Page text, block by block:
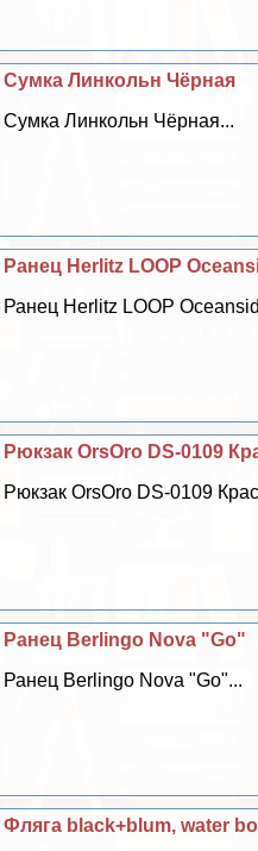
Сумка Линкольн Чёрная
Сумка Линкольн Чёрная...
Ранец Herlitz LOOP
Ранец Herlitz LOOP
Рюкзак OrsOro DS-0109
Рюкзак OrsOro DS-0109
Ранец Berlingo Nova "Go"
Ранец Berlingo Nova "Go"...
Фляга black+blum, water